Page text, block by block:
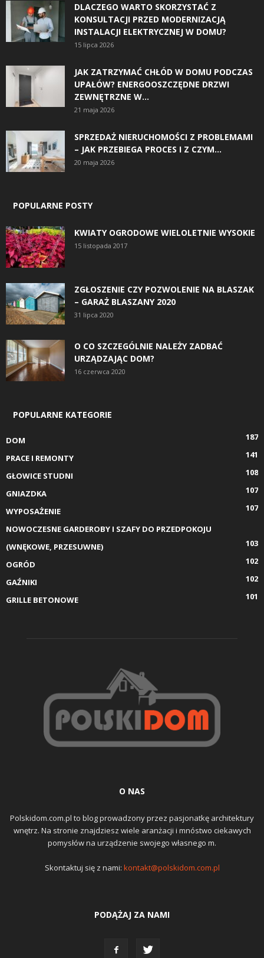
DLACZEGO WARTO SKORZYSTAĆ Z
KONSULTACJI PRZED MODERNIZACJĄ
INSTALACJI ELEKTRYCZNEJ W DOMU?
15 lipca 2026
JAK ZATRZYMAĆ CHŁÓD W DOMU PODCZAS
UPAŁÓW? ENERGOOSZCZĘDNE DRZWI
ZEWNĘTRZNE W...
21 maja 2026
SPRZEDAŻ NIERUCHOMOŚCI Z PROBLEMAMI
– JAK PRZEBIEGA PROCES I Z CZYM...
20 maja 2026
POPULARNE POSTY
KWIATY OGRODOWE WIELOLETNIE WYSOKIE
15 listopada 2017
ZGŁOSZENIE CZY POZWOLENIE NA BLASZAK
– GARAŻ BLASZANY 2020
31 lipca 2020
O CO SZCZEGÓLNIE NALEŻY ZADBAĆ
URZĄDZAJĄC DOM?
16 czerwca 2020
POPULARNE KATEGORIE
DOM
187
PRACE I REMONTY
141
GŁOWICE STUDNI
108
GNIAZDKA
107
WYPOSAŻENIE
107
NOWOCZESNE GARDEROBY I SZAFY DO PRZEDPOKOJU
(WNĘKOWE, PRZESUWNE)
103
OGRÓD
102
GAŹNIKI
102
GRILLE BETONOWE
101
O NAS
Polskidom.com.pl to blog prowadzony przez pasjonatkę architektury
wnętrz. Na stronie znajdziesz wiele aranżacji i mnóstwo ciekawych
pomysłów na urządzenie swojego własnego m.
Skontaktuj się z nami: kontakt@polskidom.com.pl
PODĄŻAJ ZA NAMI